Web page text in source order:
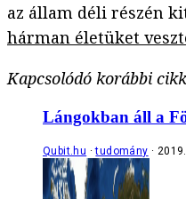
az állam déli részén
hárman életüket
Kapcsolódó korábbi
Lángokban áll a
Qubit.hu tudomány